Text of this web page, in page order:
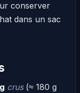
conserver
dans un sac
crus(≈ 180 g